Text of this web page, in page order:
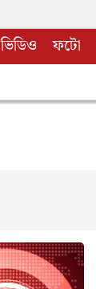
ভিডিও ফটো